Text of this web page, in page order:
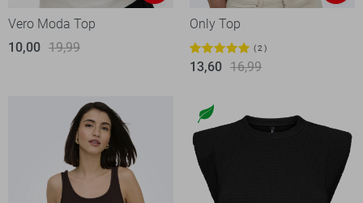
Vero Moda Top
10,00 19,99
Only Top
2
13,60 16,99